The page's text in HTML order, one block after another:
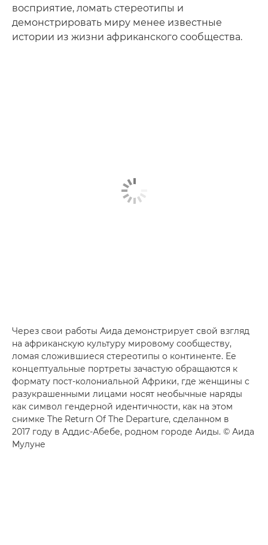
восприятие, ломать стереотипы и
демонстрировать миру менее известные
истории из жизни африканского сообщества.
Через свои работы Аида демонстрирует свой взгляд
на африканскую культуру мировому сообществу,
ломая сложившиеся стереотипы о континенте. Ее
концептуальные портреты зачастую обращаются к
формату пост-колониальной Африки, где женщины с
разукрашенными лицами носят необычные наряды
как символ гендерной идентичности, как на этом
снимке The Return Of The Departure, сделанном в
2017 году в Аддис-Абебе, родном городе Аиды. © Аида
Мулуне